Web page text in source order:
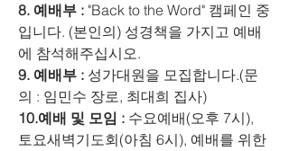
8. 예배부 : "Back to the Word" 캠페인 중
입니다. (본인의) 성경책을 가지고 예배
에 참석해주십시오.
9. 예배부 : 성가대원을 모집합니다.(문
의 : 임민수 장로, 최대희 집사)
10.예배 및 모임 : 수요예배(오후 7시),
토요새벽기도회(아침 6시), 예배를 위한